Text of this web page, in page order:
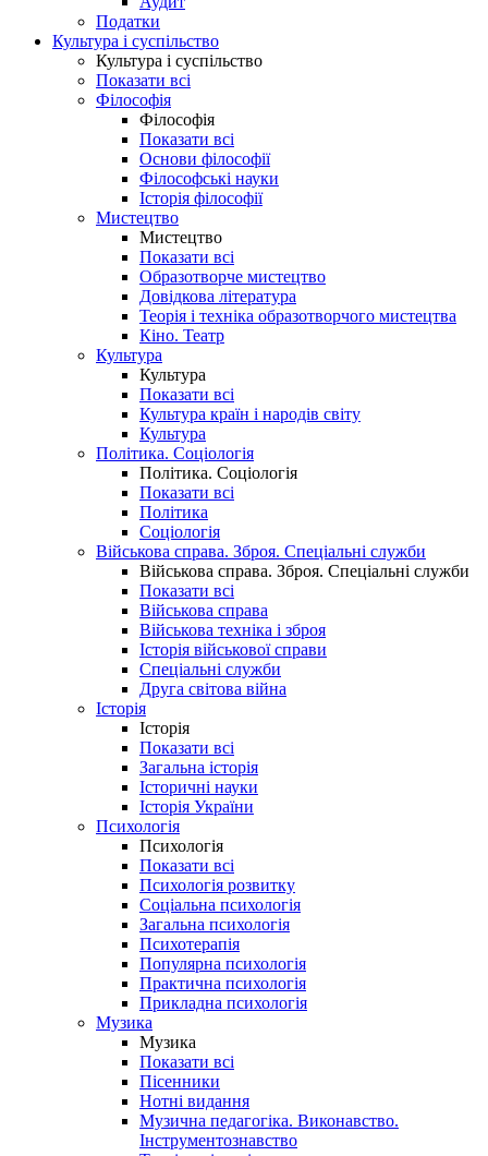
Податки
Культура і суспільство
Культура і суспільство
Показати всі
Філософія
Філософія
Показати всі
Основи філософії
Філософські науки
Історія філософії
Мистецтво
Мистецтво
Показати всі
Образотворче мистецтво
Довідкова література
Теорія і техніка образотворчого мистецтва
Кіно. Театр
Культура
Культура
Показати всі
Культура країн і народів світу
Культура
Політика. Соціологія
Політика. Соціологія
Показати всі
Політика
Соціологія
Військова справа. Зброя. Спеціальні служби
Військова справа. Зброя. Спеціальні служби
Показати всі
Військова справа
Військова техніка і зброя
Історія військової справи
Спеціальні служби
Друга світова війна
Історія
Історія
Показати всі
Загальна історія
Історичні науки
Історія України
Психологія
Психологія
Показати всі
Психологія розвитку
Соціальна психологія
Загальна психологія
Психотерапія
Популярна психологія
Практична психологія
Прикладна психологія
Музика
Музика
Показати всі
Пісенники
Нотні видання
Музична педагогіка. Виконавство.
Інструментознавство